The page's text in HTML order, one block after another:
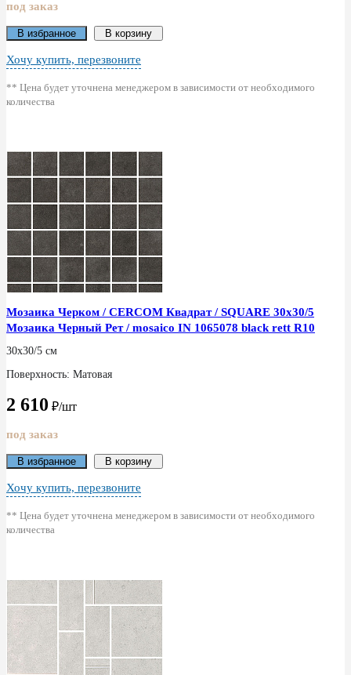
под заказ
В избранное В корзину
Хочу купить, перезвоните
** Цена будет уточнена менеджером в зависимости от необходимого
количества
Мозаика Черком / CERCOM Квадрат / SQUARE 30x30/5
Мозаика Черный Рет / mosaico IN 1065078 black rett R10
30x30/5 см
Поверхность: Матовая
2 610 ₽/шт
под заказ
В избранное В корзину
Хочу купить, перезвоните
** Цена будет уточнена менеджером в зависимости от необходимого
количества